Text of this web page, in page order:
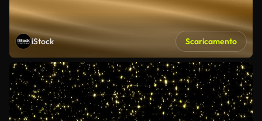
iStock Scaricamento